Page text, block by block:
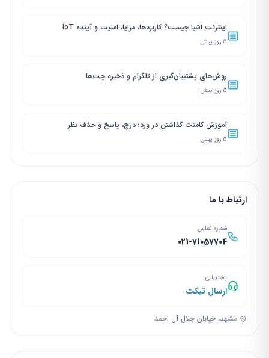
اینترنت اشیا چیست؟ کاربردها، مزایا، امنیت و آینده IoT
5 روز پیش
روش‌های پشتیبان‌گیری از تلگرام و ذخیره چت‌ها
5 روز پیش
آموزش کامنت گذاشتن در ورد؛ درج، پاسخ و حذف نظر
5 روز پیش
ارتباط با ما
شماره تماس
021-71057704
پشتیبانی
ارسال تیکت
مشهد، خیابان جلال آل احمد